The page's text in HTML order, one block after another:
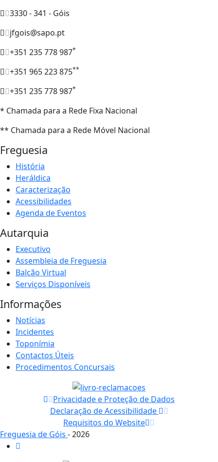
3330 - 341 - Góis
jfgois@sapo.pt
+351 235 778 987*
+351 965 223 875**
+351 235 778 987*
* Chamada para a Rede Fixa Nacional
** Chamada para a Rede Móvel Nacional
Freguesia
História
Heráldica
Caracterização
Acessibilidades
Agenda de Eventos
Autarquia
Executivo
Assembleia de Freguesia
Balcão Virtual
Serviços Disponíveis
Informações
Notícias
Incidentes
Toponímia
Contactos Úteis
Procedimentos Concursais
Privacidade e Proteção de Dados
Declaração de Acessibilidade
Requisitos do Website
Freguesia de Góis - 2026